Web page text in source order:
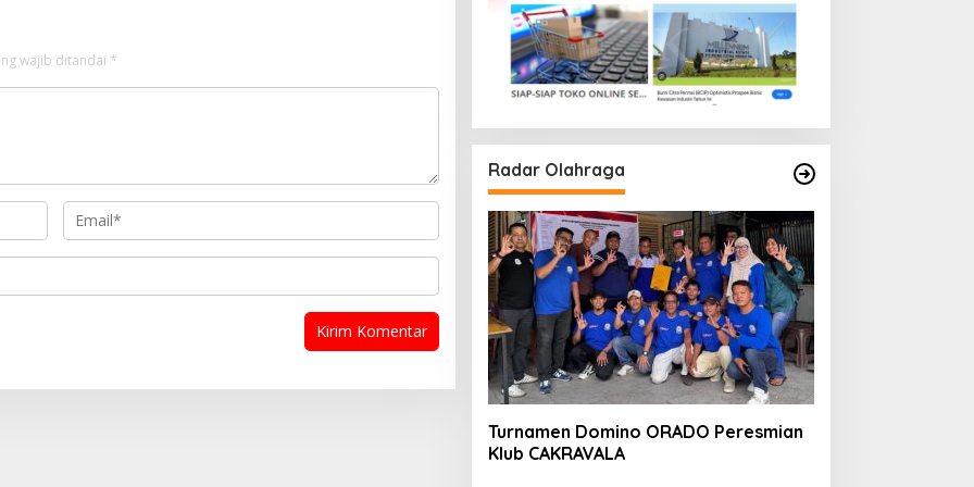
wajib ditandai *
Radar Olahraga
Turnamen Domino ORADO Peresmian
Klub CAKRAVALA